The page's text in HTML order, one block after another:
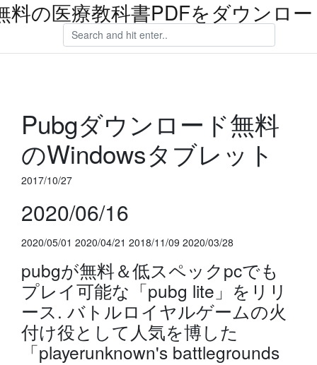
料の医療教科書PDFをダウンロ
Pubgダウンロード無料
のWindowsタブレット
2017/10/27
2020/06/16
2020/05/01 2020/04/21 2018/11/09 2020/03/28
pubgが無料＆低スペックpcでも
プレイ可能な「pubg lite」をリリ
ース. バトルロイヤルゲームの火
付け役として人気を博した
「playerunknown's battlegrounds